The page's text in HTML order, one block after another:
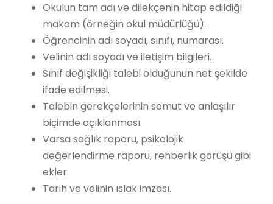
Okulun tam adı ve dilekçenin hitap edildiği
makam (örneğin okul müdürlüğü).
Öğrencinin adı soyadı, sınıfı, numarası.
Velinin adı soyadı ve iletişim bilgileri.
Sınıf değişikliği talebi olduğunun net şekilde
ifade edilmesi.
Talebin gerekçelerinin somut ve anlaşılır
biçimde açıklanması.
Varsa sağlık raporu, psikolojik
değerlendirme raporu, rehberlik görüşü gibi
ekler.
Tarih ve velinin ıslak imzası.